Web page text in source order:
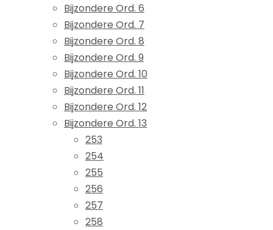
Bijzondere Ord. 6
Bijzondere Ord. 7
Bijzondere Ord. 8
Bijzondere Ord. 9
Bijzondere Ord. 10
Bijzondere Ord. 11
Bijzondere Ord. 12
Bijzondere Ord. 13
253
254
255
256
257
258